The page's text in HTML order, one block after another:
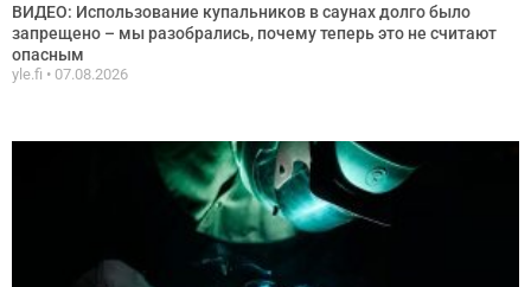
ВИДЕО: Использование купальников в саунах долго было
запрещено – мы разобрались, почему теперь это не считают
опасным
yle.fi 07.08.2026